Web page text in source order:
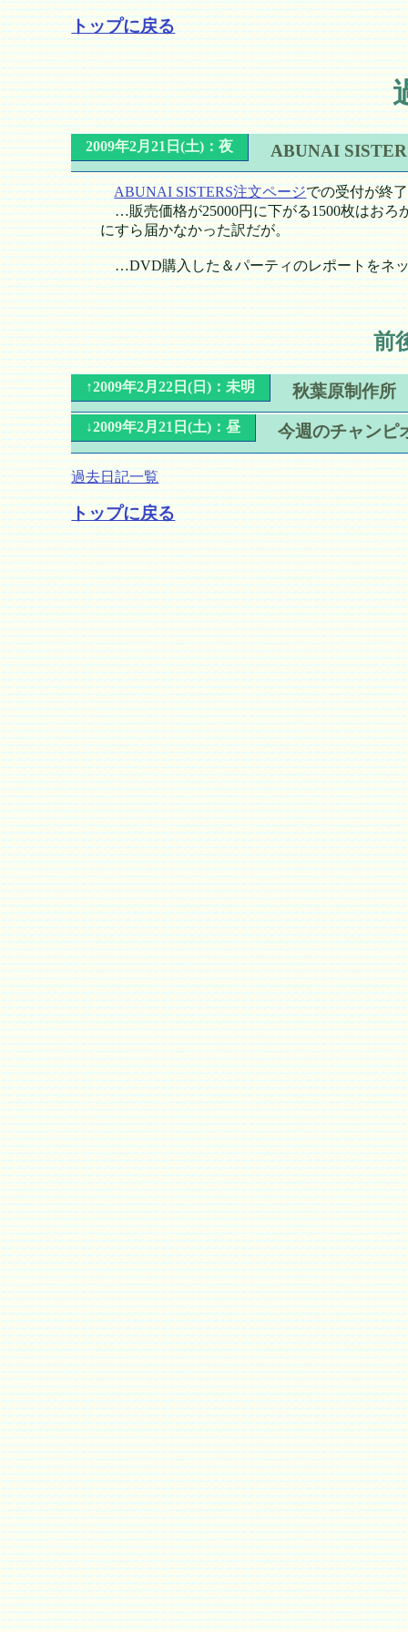
トップに戻る
2009年2月21日(土)：夜 ABUNAI
ABUNAI SISTERS注文ページでの受付が終
…販売価格が25000円に下がる1500枚はおろ
にすら届かなかった訳だが。
…DVD購入した＆パーティのレポートをネッ
前
↑2009年2月22日(日)：未明 秋葉原制作所
↓2009年2月21日(土)：昼 今週のチャンピ
過去日記一覧
トップに戻る